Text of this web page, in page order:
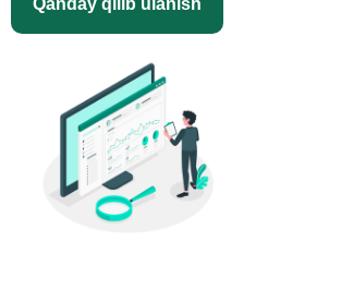
Qanday qilib ulanish